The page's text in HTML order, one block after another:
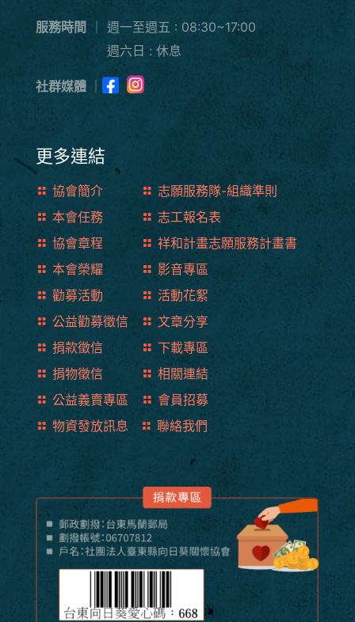
服務時間
週一至週五 : 08:30~17:00
週六日 : 休息
社群媒體
更多連結
協會簡介
志願服務隊-組織準則
本會任務
志工報名表
協會章程
祥和計畫志願服務計畫書
本會榮耀
影音專區
勸募活動
活動花絮
公益勸募徵信
文章分享
捐款徵信
下載專區
捐物徵信
相關連結
公益義賣專區
會員招募
物資發放訊息
聯絡我們